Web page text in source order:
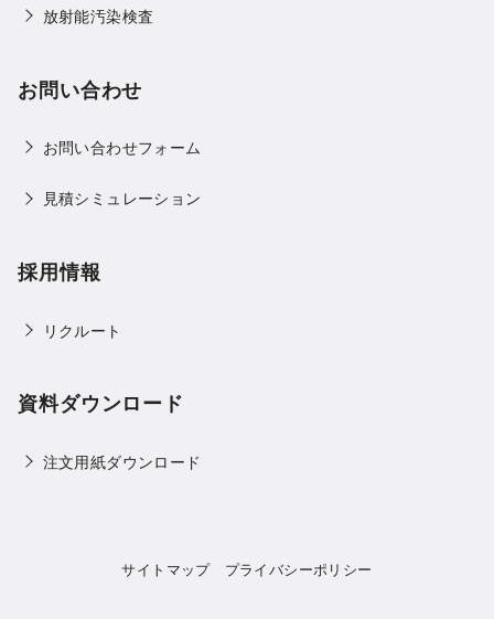
放射能汚染検査
お問い合わせ
お問い合わせフォーム
見積シミュレーション
採用情報
リクルート
資料ダウンロード
注文用紙ダウンロード
サイトマップ プライバシーポリシー